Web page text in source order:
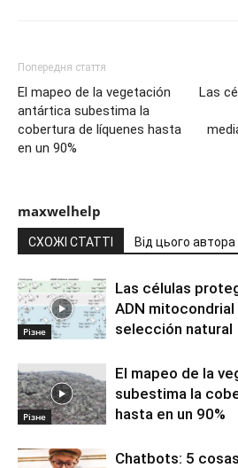
Попередня стаття
El mapeo de la vegetación
antártica subestima la
cobertura de líquenes hasta
en un 90%
Las
maxwelhelp
СХОЖІ СТАТТІ Від цього автора
Різне
Las células
ADN
selección natural
Різне
El mapeo de la
subestima la
hasta en un 90%
Chatbots: 5